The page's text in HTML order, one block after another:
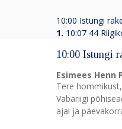
10:00 Istungi
1. 10:07 44
10:00 Istungi
Esimees Henn
Tere
Vabariigi
ajal ja